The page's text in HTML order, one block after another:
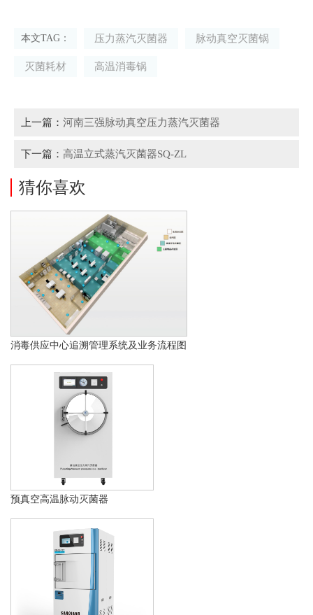
本文TAG： 压力蒸汽灭菌器 脉动真空灭菌锅
灭菌耗材 高温消毒锅
上一篇： 河南三强脉动真空压力蒸汽灭菌器
下一篇： 高温立式蒸汽灭菌器SQ-ZL
猜你喜欢
消毒供应中心追溯管理系统及业务流程图
预真空高温脉动灭菌器